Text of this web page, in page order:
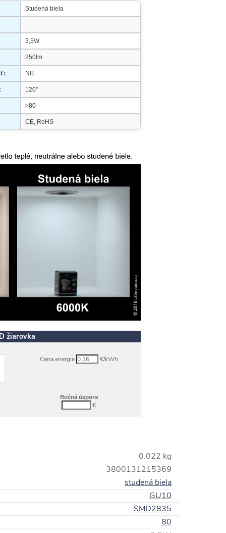
Studená biela
3,5W
250lm
NIE
120°
>80
CE, RoHS
žiarovka
Cena energie €/kWh
Ročná úspora
€
0.022 kg
3800131215369
studená biela
GU10
SMD2835
80